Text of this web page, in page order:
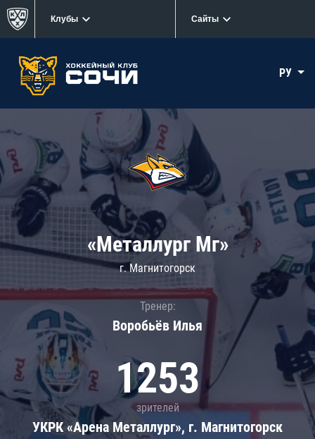
Клубы Сайты
РУ
«Металлург Мг»
г. Магнитогорск
Тренер:
Воробьёв Илья
1253
зрителей
УКРК «Арена Металлург», г. Магнитогорск